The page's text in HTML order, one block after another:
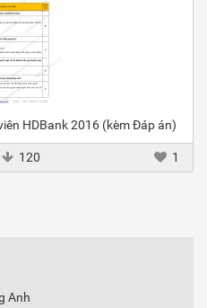
HDBank 2016 (kèm Đáp án)
120 1
Anh